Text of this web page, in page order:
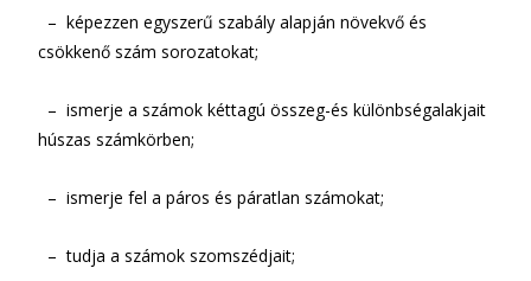
– képezzen egyszerű szabály alapján növekvő és
csökkenő szám sorozatokat;
– ismerje a számok kéttagú összeg-és különbségalakjait
húszas számkörben;
– ismerje fel a páros és páratlan számokat;
– tudja a számok szomszédjait;